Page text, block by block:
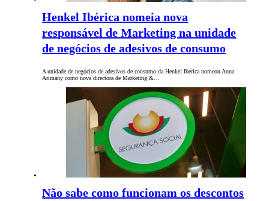
Henkel Ibérica nomeia nova
responsável de Marketing na unidade
de negócios de adesivos de consumo
A unidade de negócios de adesivos de consumo da Henkel Ibérica nomeou Anna
Arimany como nova directora de Marketing &…
Não sabe como funcionam os descontos